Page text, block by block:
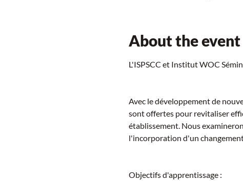
About the event
L'ISPSCC et Institut WOC
Avec le développement de
sont offertes pour revitaliser
établissement. Nous
l'incorporation d'un
Objectifs d'apprentissage :